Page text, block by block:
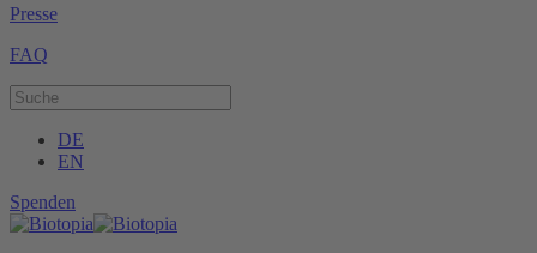
Presse
FAQ
DE
EN
Spenden